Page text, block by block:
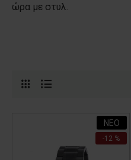
ώρα με στυλ.
ΝΕΟ
-12 %